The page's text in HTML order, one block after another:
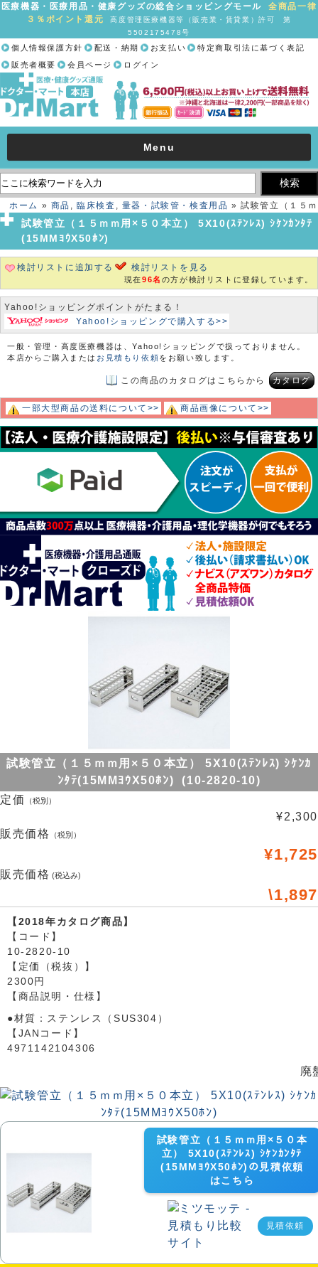
医療機器・医療用品・健康グッズの総合ショッピングモール全商品一律
３％ポイント還元
高度管理医療機器等（販売業・賃貸業）許可 第
5502175478号
個人情報保護方針 配送・納期 お支払い
特定商取引法に基づく表記
販売者概要
会員ページ ログイン
Menu
ホーム » 商品 , 臨床検査 , 量器・試験管・検査用品 » 試験管立（１５ｍ
ｍ用×５０本立） 5X10(ｽﾃﾝﾚｽ) ｼｹﾝｶﾝﾀﾃ(15MMﾖｳX50ﾎﾝ)
試験管立（１５ｍｍ用×５０本立） 5X10(ｽﾃﾝﾚｽ) ｼｹﾝｶﾝﾀﾃ
(15MMﾖｳX50ﾎﾝ)
検討リストに追加する 検討リストを見る
現在96名 の方が検討リストに登録しています。
Yahoo!ショッピングポイントがたまる！
Yahoo!ショッピングで購入する>>
一般・管理・高度医療機器は、Yahoo!ショッピングで扱っておりません。
本店からご購入または お見積もり依頼をお願い致します。
この商品のカタログはこちらから カタログ
一部大型商品の送料について>> 商品画像について>>
試験管立（１５ｍｍ用×５０本立） 5X10(ｽﾃﾝﾚｽ) ｼｹﾝｶ
ﾝﾀﾃ(15MMﾖｳX50ﾎﾝ) (10-2820-10)
定価
（税別）
¥2,300
販売価格
（税別）
¥1,725
販売価格 (税込み)
\1,897
【2018年カタログ商品】
【コード】
10-2820-10
【定価（税抜）】
2300円
【商品説明・仕様】
●材質：ステンレス（SUS304）
【JANコード】
4971142104306
廃
試験管立（１５ｍｍ用×５０本
立） 5X10(ｽﾃﾝﾚｽ) ｼｹﾝｶﾝﾀﾃ
(15MMﾖｳX50ﾎﾝ)の見積依頼
はこちら
見積依頼